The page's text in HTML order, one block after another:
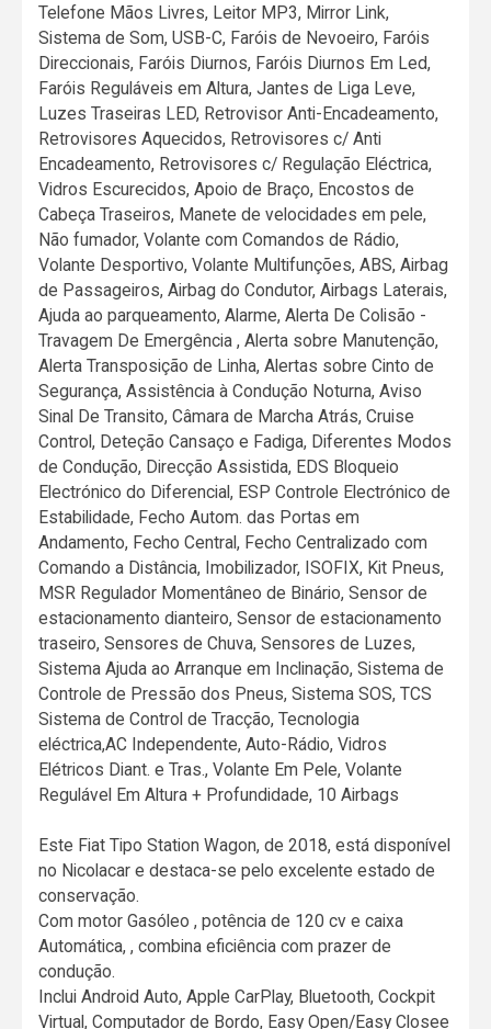
Telefone Mãos Livres, Leitor MP3, Mirror Link,
Sistema de Som, USB-C, Faróis de Nevoeiro, Faróis
Direccionais, Faróis Diurnos, Faróis Diurnos Em Led,
Faróis Reguláveis em Altura, Jantes de Liga Leve,
Luzes Traseiras LED, Retrovisor Anti-Encadeamento,
Retrovisores Aquecidos, Retrovisores c/ Anti
Encadeamento, Retrovisores c/ Regulação Eléctrica,
Vidros Escurecidos, Apoio de Braço, Encostos de
Cabeça Traseiros, Manete de velocidades em pele,
Não fumador, Volante com Comandos de Rádio,
Volante Desportivo, Volante Multifunções, ABS, Airbag
de Passageiros, Airbag do Condutor, Airbags Laterais,
Ajuda ao parqueamento, Alarme, Alerta De Colisão -
Travagem De Emergência , Alerta sobre Manutenção,
Alerta Transposição de Linha, Alertas sobre Cinto de
Segurança, Assistência à Condução Noturna, Aviso
Sinal De Transito, Câmara de Marcha Atrás, Cruise
Control, Deteção Cansaço e Fadiga, Diferentes Modos
de Condução, Direcção Assistida, EDS Bloqueio
Electrónico do Diferencial, ESP Controle Electrónico de
Estabilidade, Fecho Autom. das Portas em
Andamento, Fecho Central, Fecho Centralizado com
Comando a Distância, Imobilizador, ISOFIX, Kit Pneus,
MSR Regulador Momentâneo de Binário, Sensor de
estacionamento dianteiro, Sensor de estacionamento
traseiro, Sensores de Chuva, Sensores de Luzes,
Sistema Ajuda ao Arranque em Inclinação, Sistema de
Controle de Pressão dos Pneus, Sistema SOS, TCS
Sistema de Control de Tracção, Tecnologia
eléctrica,AC Independente, Auto-Rádio, Vidros
Elétricos Diant. e Tras., Volante Em Pele, Volante
Regulável Em Altura + Profundidade, 10 Airbags
Este Fiat Tipo Station Wagon, de 2018, está disponível
no Nicolacar e destaca-se pelo excelente estado de
conservação.
Com motor Gasóleo , potência de 120 cv e caixa
Automática, , combina eficiência com prazer de
condução.
Inclui Android Auto, Apple CarPlay, Bluetooth, Cockpit
Virtual, Computador de Bordo, Easy Open/Easy Closee